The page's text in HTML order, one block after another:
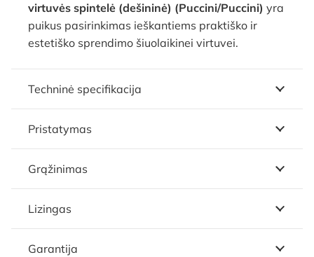
virtuvės spintelė (dešininė) (Puccini/Puccini) yra
puikus pasirinkimas ieškantiems praktiško ir
estetiško sprendimo šiuolaikinei virtuvei.
Techninė specifikacija
Pristatymas
Grąžinimas
Lizingas
Garantija